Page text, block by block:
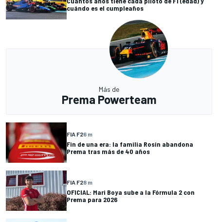
cuándo es el cumpleaños
Más de
Prema Powerteam
FIA F26 m
Fin de una era: la familia Rosin abandona
Prema tras más de 40 años
FIA F28 m
OFICIAL: Mari Boya sube a la Fórmula 2 con
Prema para 2026